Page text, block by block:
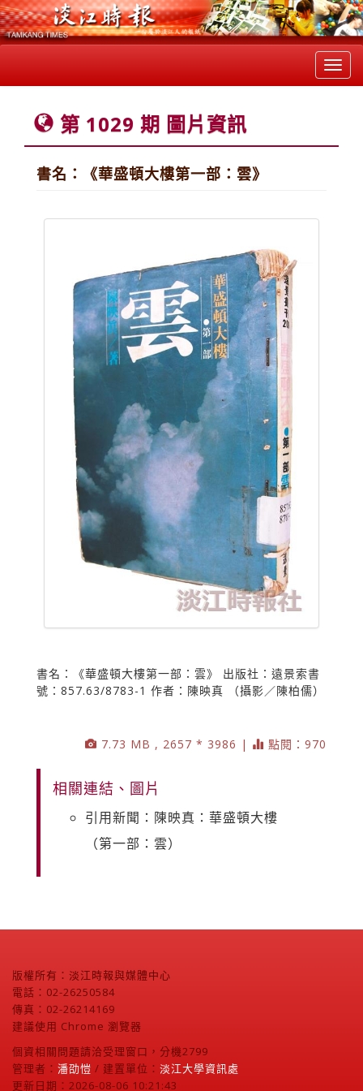
第 1029 期 圖片資訊
書名：《華盛頓大樓第一部：雲》
書名：《華盛頓大樓第一部：雲》 出版社：遠景索書
號：857.63/8783-1 作者：陳映真 （攝影／陳柏儒）
7.73 MB , 2657 * 3986 | 點閱：970
相關連結、圖片
引用新聞：陳映真：華盛頓大樓
（第一部：雲）
版權所有：淡江時報與媒體中心
電話：02-26250584
傳真：02-26214169
建議使用 Chrome 瀏覽器
個資相關問題請洽受理窗口，分機2799
管理者： 潘劭愷 / 建置單位： 淡江大學資訊處
更新日期：2026-08-06 10:21:43